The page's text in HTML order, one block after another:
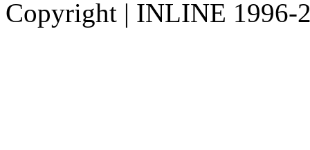
Copyright | INLINE 1996-